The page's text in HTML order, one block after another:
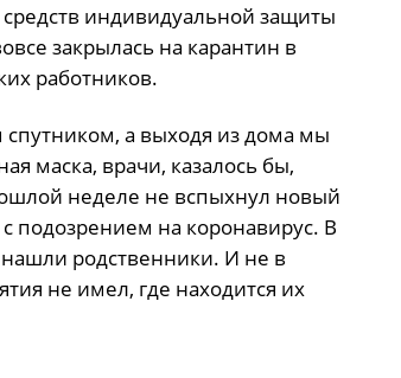
индивидуальной защиты
закрылась на карантин в
работников.
а выходя из дома мы
маска, врачи, казалось бы,
неделе не вспыхнул новый
подозрением на коронавирус. В
родственники. И не в
не имел, где находится их